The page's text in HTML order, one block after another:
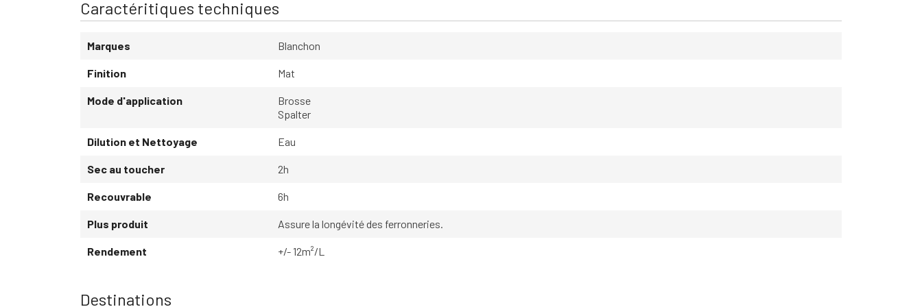
Caractéritiques techniques
Marques Blanchon
Finition Mat
Mode d'application
Brosse
Spalter
Dilution et Nettoyage Eau
Sec au toucher 2h
Recouvrable 6h
Plus produit Assure la longévité des ferronneries.
Rendement +/- 12m²/L
Destinations